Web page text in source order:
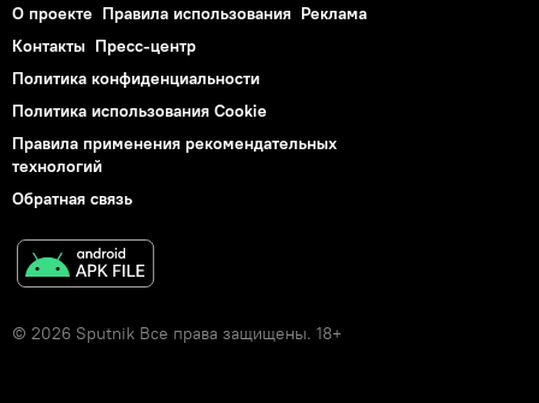
О проекте Правила использования Реклама
Контакты Пресс-центр
Политика конфиденциальности
Политика использования Cookie
Правила применения рекомендательных
технологий
Обратная связь
© 2026 Sputnik Все права защищены. 18+